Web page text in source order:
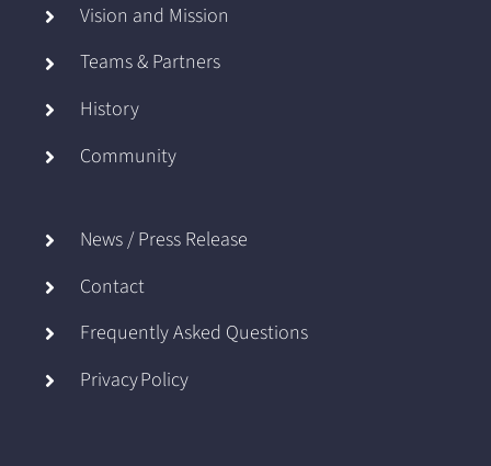
Vision and Mission
Teams & Partners
History
Community
News / Press Release
Contact
Frequently Asked Questions
Privacy Policy